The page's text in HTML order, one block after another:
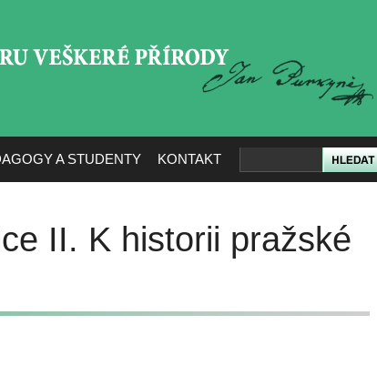
A STUDENTY KONTAKT
II. K historii pražské